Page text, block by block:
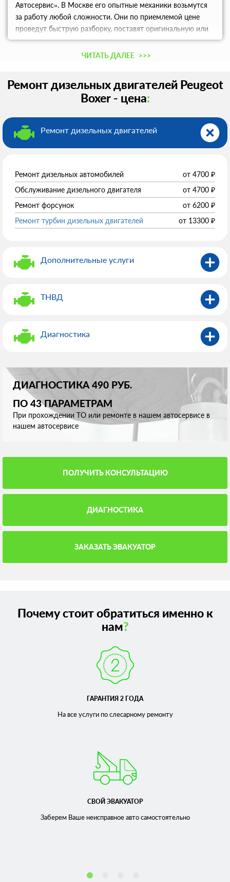
Автосервис». В Москве его опытные механики возьмутся
за работу любой сложности. Они по приемлемой цене
проведут быструю разборку, поставят оригинальную или
аналоговую деталь, затем соберут двигатель и проведут
его тестирование. По окончании работ вы получите
ЧИТАТЬ ДАЛЕЕ >>>
Ремонт дизельных двигателей Peugeot
Boxer - цена:
Ремонт дизельных двигателей
Ремонт дизельных автомобилей от 4700 ₽
Обслуживание дизельного двигателя
от 4700 ₽
Ремонт форсунок
от 6200 ₽
Ремонт турбин дизельных двигателей
от 13300 ₽
Дополнительные услуги
ТНВД
Диагностика
ДИАГНОСТИКА 490 РУБ.
ПО 43 ПАРАМЕТРАМ
При прохождении ТО или ремонте в нашем автосервисе в
нашем автосервисе
ПОЛУЧИТЬ КОНСУЛЬТАЦИЮ
ДИАГНОСТИКА
ЗАКАЗАТЬ ЭВАКУАТОР
Почему стоит обратиться именно к
нам?
ГАРАНТИЯ 2 ГОДА
На все услуги по слесарномуремонту
СВОЙ ЭВАКУАТОР
Заберем Ваше неисправноеавто самостоятельно